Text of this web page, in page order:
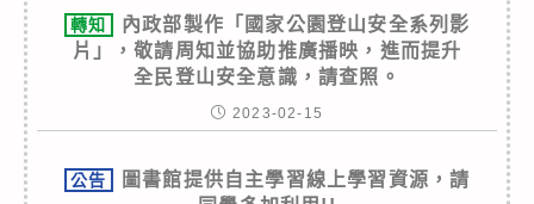
轉知
內政部製作「國家公園登山安全系列影
片」，敬請周知並協助推廣播映，進而提升
全民登山安全意識，請查照。
2023-02-15
公告
圖書館提供自主學習線上學習資源，請